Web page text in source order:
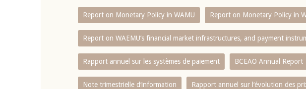
Report on Monetary Policy in WAMU Report on Monetary Policy in
Report on WAEMU’s financial market infrastructures, and payment
Rapport annuel sur les systèmes de paiement BCEAO Annual Report
Note trimestrielle d‘information Rapport annuel sur l‘évolution des